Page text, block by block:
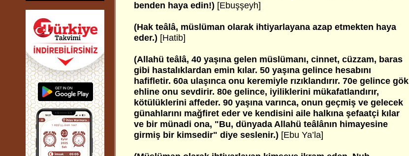
benden haya edin!) [Ebuşşeyh]
(Hak teâlâ, müslüman olarak ihtiyarlayana azap etmekten haya
eder.) [Hatib]
(Allahü teâlâ, 40 yaşına gelen müslümanı, cinnet, cüzzam, baras
gibi hastalıklardan emin kılar. 50 yaşına gelince hesabını
hafifletir. 60a ulaşınca onu keremiyle rızıklandırır. 70e gelince gök
ehline onu sevdirir. 80e gelince, iyiliklerini mükafatlandırır,
kötülüklerini affeder. 90 yaşına varınca, onun geçmiş ve gelecek
günahlarını mağfiret eder ve kendisini aile halkına şefaatçi kılar
ve bir münadi ona, "Bu, dünyada Allahü teâlânın himayesine
girmiş bir kimsedir" diye seslenir.) [Ebu Ya’la]